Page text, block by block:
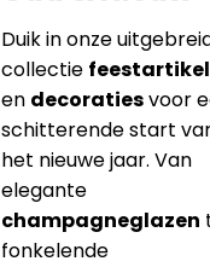
hebben alles om jouw
evenement
te maken.
Glitter en
Glamour voor
Oud & Nieuw